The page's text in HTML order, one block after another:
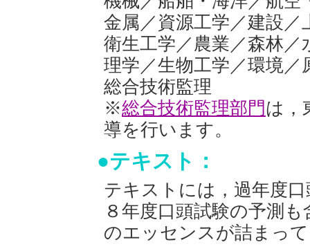
金属／資源工学／建設／
衛生工学／農業／森林／
理学／生物工学／環境／
総合技術監理
※総合技術監理部門は，
導を行います。
●テキスト：
テキストには，過年度
８年度口頭試験の予測
のエッセンスが詰まっ